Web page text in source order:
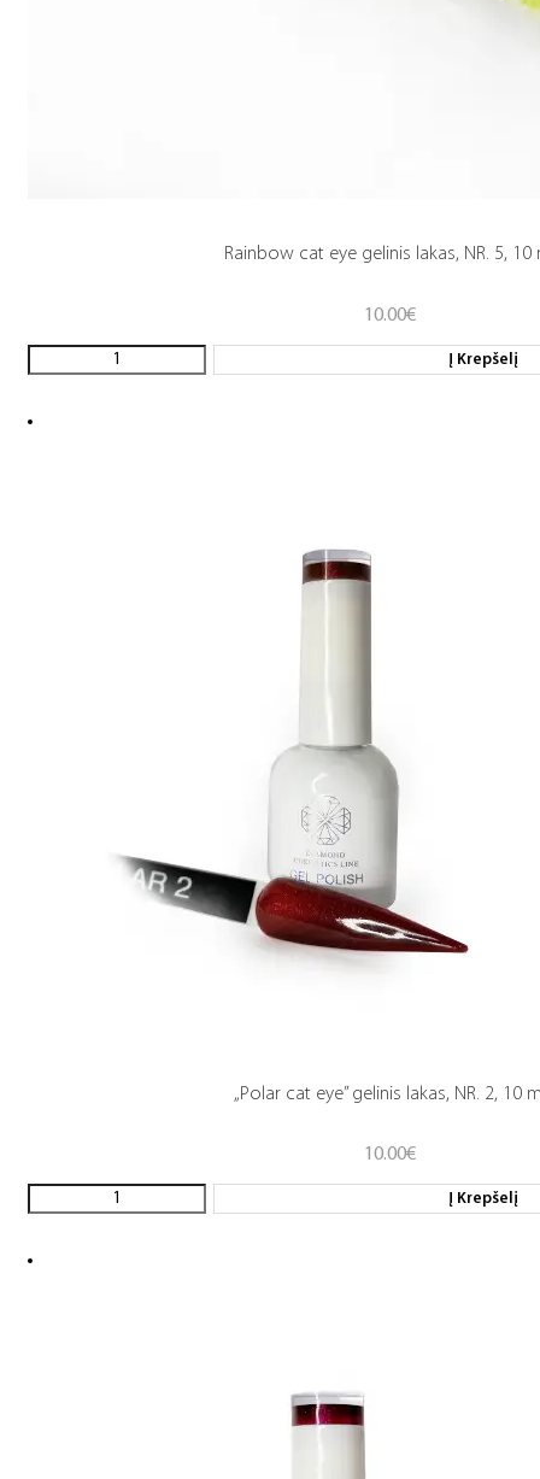
Rainbow cat eye gelinis lakas, NR. 5, 10
10.00€
Į Krepšelį
„Polar cat eye” gelinis lakas, NR. 2, 10
10.00€
Į Krepšelį